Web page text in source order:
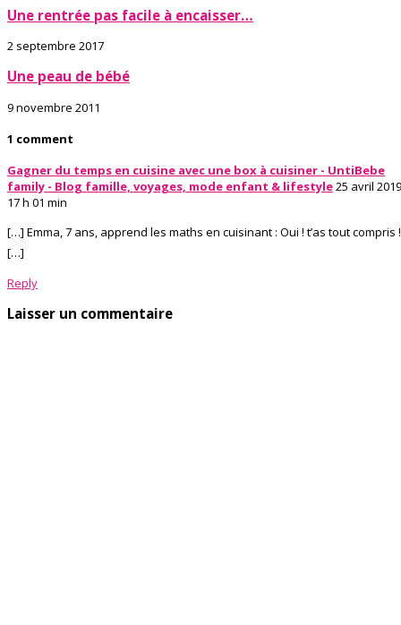
Une rentrée pas facile à encaisser…
2 septembre 2017
Une peau de bébé
9 novembre 2011
1 comment
Gagner du temps en cuisine avec une box à cuisiner - UntiBebe
family - Blog famille, voyages, mode enfant & lifestyle25 avril
17 h 01 min
[…] Emma, 7 ans, apprend les maths en cuisinant : Oui ! t’as tout compris
[…]
Reply
Laisser un commentaire